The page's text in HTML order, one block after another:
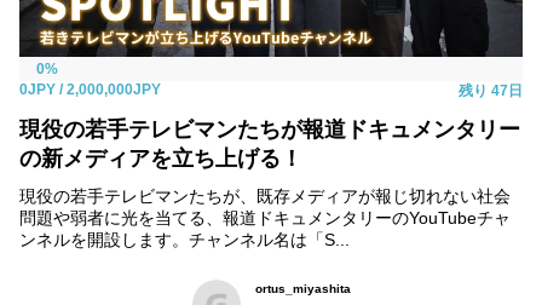
0%
0JPY / 2,000,000JPY 残り 47日
現役の若手テレビマンたちが報道ドキュメンタリー
の新メディアを立ち上げる！
現役の若手テレビマンたちが、既存メディアが報じ切れない社会
問題や弱者に光を当てる、報道ドキュメンタリーのYouTubeチャ
ンネルを開設します。チャンネル名は「S...
ortus_miyashita